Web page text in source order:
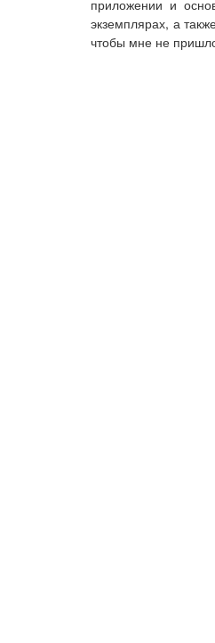
приложении и
экземплярах, а
чтобы мне не